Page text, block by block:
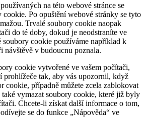
na této webové stránce se
cookie. Po opuštění webové stránky se tyto
Trvalé soubory cookie naopak
do té doby, dokud je neodstraníte ve
soubory cookie používáme například k
návštěvě v budoucnu poznala.
cookie vytvořené ve vašem počítači,
prohlížeče tak, aby vás upozornil, když
cookie, případně můžete zcela zablokovat
vymazat soubory cookie, které již byly
Chcete-li získat další informace o tom,
se do funkce „Nápověda“ ve